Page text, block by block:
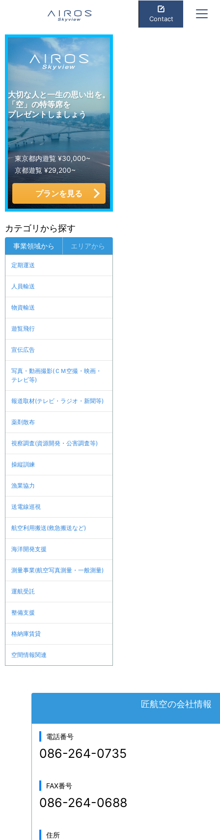
Contact
大切な人と一生の思い出を。
「空」の特等席を
プレゼントしましょう
東京都内遊覧 ¥30,000~
京都遊覧 ¥29,200~
プランを見る
カテゴリから探す
事業領域から エリアから
定期運送
人員輸送
物資輸送
遊覧飛行
宣伝広告
写真・動画撮影(ＣＭ空撮・映画・
テレビ等)
報道取材(テレビ・ラジオ・新聞等)
薬剤散布
視察調査(資源開発・公害調査等)
操縦訓練
漁業協力
送電線巡視
航空利用搬送(救急搬送など)
海洋開発支援
測量事業(航空写真測量・一般測量)
運航受託
整備支援
格納庫賃貸
空間情報関連
匠航空の会社情報
電話番号
086-264-0735
FAX番号
086-264-0688
住所